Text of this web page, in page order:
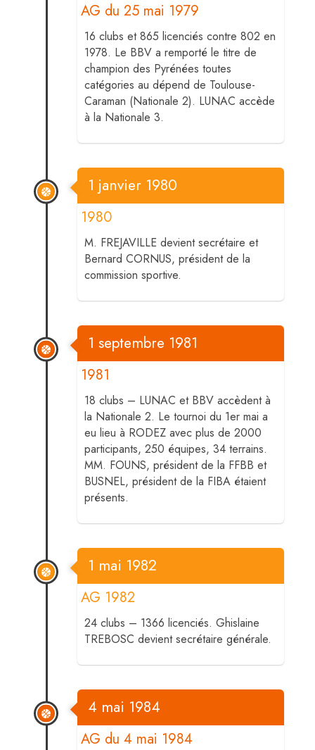
AG du 25 mai 1979
16 clubs et 865 licenciés contre 802 en
1978. Le BBV a remporté le titre de
champion des Pyrénées toutes
catégories au dépend de Toulouse-
Caraman (Nationale 2). LUNAC accède
à la Nationale 3.
1980
1 janvier 1980
M. FREJAVILLE devient secrétaire et
Bernard CORNUS, président de la
commission sportive.
1981
1 septembre 1981
18 clubs – LUNAC et BBV accèdent à
la Nationale 2. Le tournoi du 1er mai a
eu lieu à RODEZ avec plus de 2000
participants, 250 équipes, 34 terrains.
MM. FOUNS, président de la FFBB et
BUSNEL, président de la FIBA étaient
présents.
AG 1982
1 mai 1982
24 clubs – 1366 licenciés. Ghislaine
TREBOSC devient secrétaire générale.
AG du 4 mai 1984
4 mai 1984